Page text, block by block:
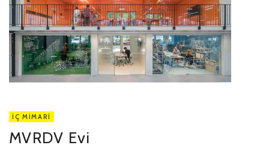
İÇ MIMARI
MVRDV Evi